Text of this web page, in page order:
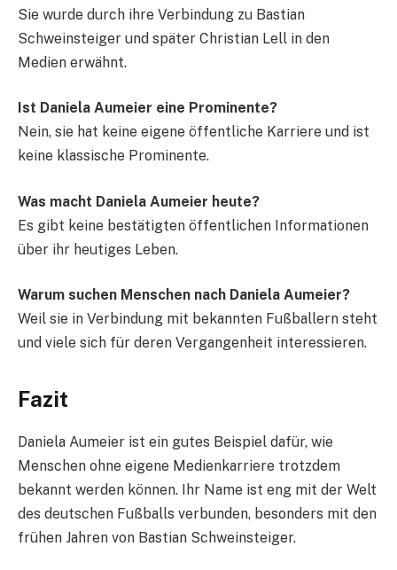
Sie wurde durch ihre Verbindung zu Bastian
Schweinsteiger und später Christian Lell in den
Medien erwähnt.
Ist Daniela Aumeier eine Prominente?
Nein, sie hat keine eigene öffentliche Karriere und ist
keine klassische Prominente.
Was macht Daniela Aumeier heute?
Es gibt keine bestätigten öffentlichen Informationen
über ihr heutiges Leben.
Warum suchen Menschen nach Daniela Aumeier?
Weil sie in Verbindung mit bekannten Fußballern steht
und viele sich für deren Vergangenheit interessieren.
Fazit
Daniela Aumeier ist ein gutes Beispiel dafür, wie
Menschen ohne eigene Medienkarriere trotzdem
bekannt werden können. Ihr Name ist eng mit der Welt
des deutschen Fußballs verbunden, besonders mit den
frühen Jahren von Bastian Schweinsteiger.